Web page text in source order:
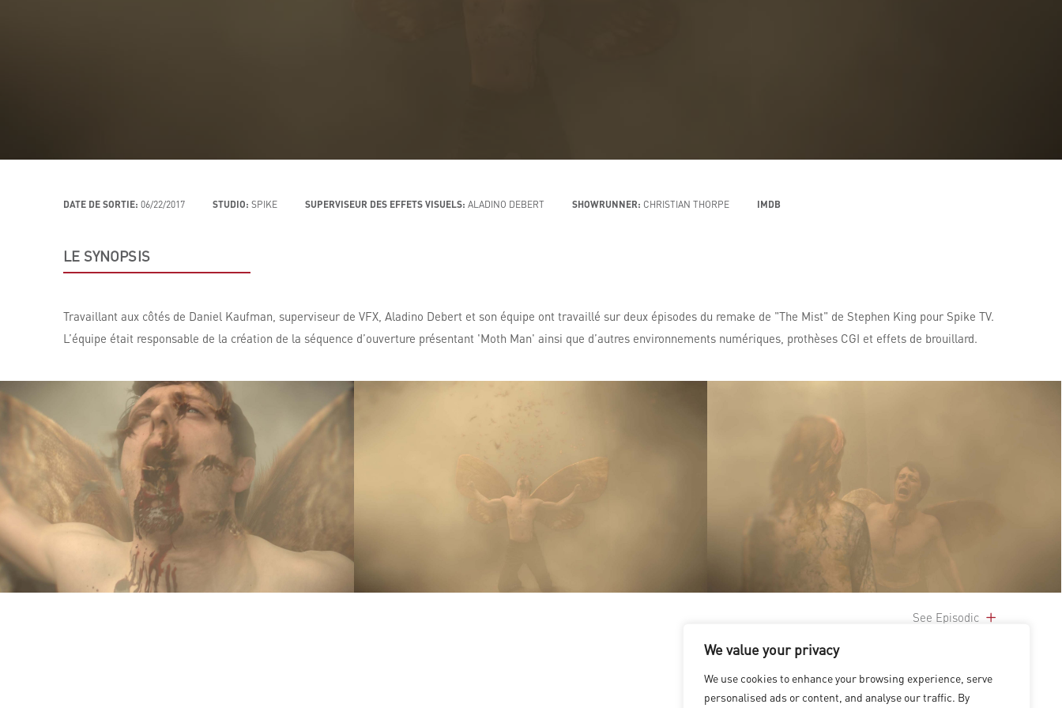
We value your privacy
We use cookies to enhance your browsing experience, serve
personalised ads or content, and analyse our traffic. By
DATE DE SORTIE: 06/22/2017 STUDIO: SPIKE SUPERVISEUR DES EFFETS VISUELS: ALADINO DEBERT SHOWRUNNER: CHRISTIAN THORPE IMDB
LE SYNOPSIS
Travaillant aux côtés de Daniel Kaufman, superviseur de VFX, Aladino Debert et son équipe ont travaillé sur deux épisodes du remake de "The Mist" de Stephen King pour Spike TV.
L’équipe était responsable de la création de la séquence d’ouverture présentant 'Moth Man' ainsi que d’autres environnements numériques, prothèses CGI et effets de brouillard.
See Episodic